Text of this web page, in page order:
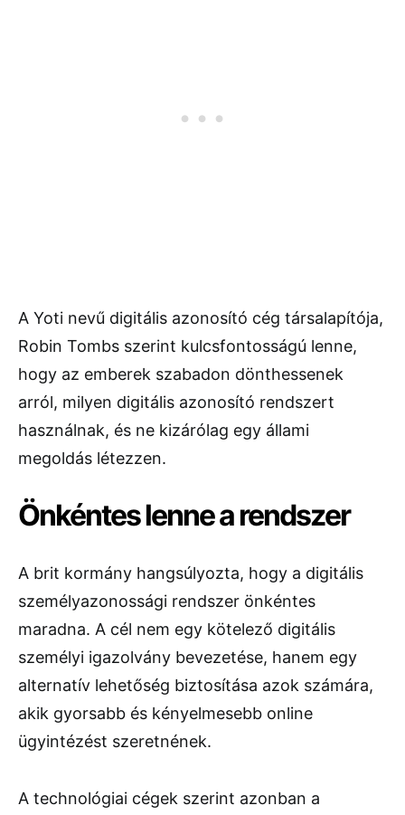
A Yoti nevű digitális azonosító cég társalapítója,
Robin Tombs szerint kulcsfontosságú lenne,
hogy az emberek szabadon dönthessenek
arról, milyen digitális azonosító rendszert
használnak, és ne kizárólag egy állami
megoldás létezzen.
Önkéntes lenne a rendszer
A brit kormány hangsúlyozta, hogy a digitális
személyazonossági rendszer önkéntes
maradna. A cél nem egy kötelező digitális
személyi igazolvány bevezetése, hanem egy
alternatív lehetőség biztosítása azok számára,
akik gyorsabb és kényelmesebb online
ügyintézést szeretnének.
A technológiai cégek szerint azonban a